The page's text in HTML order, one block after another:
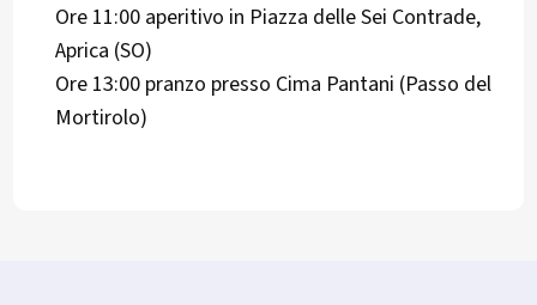
Ore 11:00 aperitivo in Piazza delle Sei Contrade,
Aprica (SO)
Ore 13:00 pranzo presso Cima Pantani (Passo del
Mortirolo)